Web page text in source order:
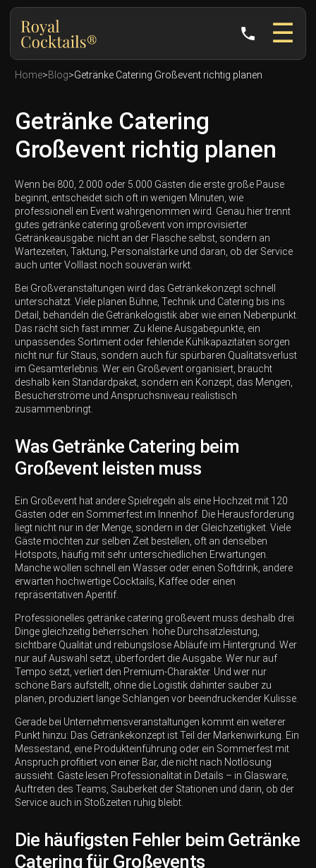
phone ☰
Home>Blog>Getränke Catering Großevent richtig planen
Getränke Catering
Großevent richtig planen
Wenn bei 800, 2.000 oder 5.000 Gästen die erste große Pause
beginnt, entscheidet sich oft in wenigen Minuten, wie
professionell ein Event wahrgenommen wird. Genau hier trennt
gutes getränke catering großevent von improvisierter
Getränkeausgabe: nicht an der Flasche selbst, sondern an
Wartezeiten, Taktung, Personalstärke und daran, ob der Service
auch unter Volllast noch souverän wirkt.
Bei Großveranstaltungen wird das Getränkekonzept schnell
unterschätzt. Viele planen Bühne, Technik und Catering bis ins
Detail, behandeln die Getränkelogistik aber wie einen Nebenpunkt.
Das rächt sich fast immer. Zu kleine Ausgabepunkte, ein
unpassendes Sortiment oder fehlende Kühlkapazitäten sorgen
nicht nur für Staus, sondern auch für spürbaren Qualitätsverlust
im Gesamterlebnis. Wer ein Großevent organisiert, braucht
deshalb kein Standardpaket, sondern ein Konzept, das Mengen,
Besucherströme und Anspruchsniveau realistisch
zusammenbringt.
Was Getränke Catering beim
Großevent leisten muss
Ein Großevent hat andere Spielregeln als eine Hochzeit mit 120
Gästen oder ein Sommerfest im Innenhof. Die Herausforderung
liegt nicht nur in der Menge, sondern in der Gleichzeitigkeit. Viele
Gäste möchten zur selben Zeit bestellen, oft an denselben
Hotspots, häufig mit sehr unterschiedlichen Erwartungen.
Manche wollen schnell ein Wasser oder einen Softdrink, andere
erwarten hochwertige Cocktails, Kaffee oder einen
repräsentativen Aperitif.
Professionelles getränke catering großevent muss deshalb drei
Dinge gleichzeitig beherrschen: hohe Durchsatzleistung,
sichtbare Qualität und reibungslose Abläufe im Hintergrund. Wer
nur auf Auswahl setzt, überfordert die Ausgabe. Wer nur auf
Tempo setzt, verliert den Premium-Charakter. Und wer nur
schöne Bars aufstellt, ohne die Logistik dahinter sauber zu
planen, produziert lange Schlangen vor beeindruckender Kulisse.
Gerade bei Unternehmensveranstaltungen kommt ein weiterer
Punkt hinzu: Das Getränkekonzept ist Teil der Markenwirkung. Ein
Messestand, eine Produkteinführung oder ein Sommerfest mit
Anspruch profitiert von einer Bar, die nicht nach Notlösung
aussieht. Gäste lesen Professionalität in Details – in Glasware,
Auftreten des Teams, Sauberkeit der Stationen und darin, ob der
Service auch in Stoßzeiten ruhig bleibt.
Die häufigsten Fehler beim Getränke
Catering für Großevents